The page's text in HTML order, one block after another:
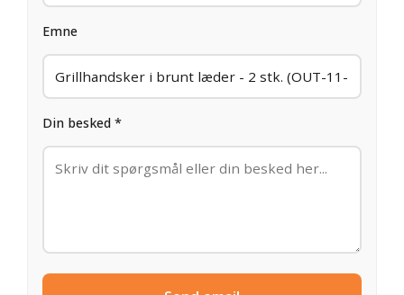
Emne
Din besked *